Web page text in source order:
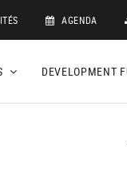
AGENDA
DEVELOPMENT